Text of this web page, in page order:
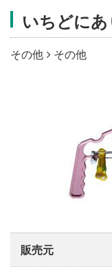
アクセス
いちどにあ
その他 その他
販売元